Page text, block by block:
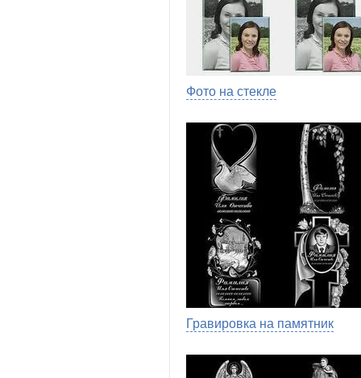
Фото на стекле
Гравировка на памятник